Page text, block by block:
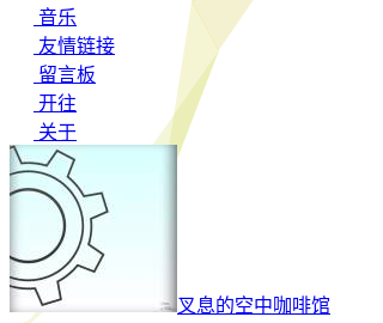
音乐
友情链接
留言板
开往
关于
叉息的空中咖啡馆